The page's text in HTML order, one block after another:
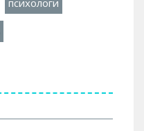
психологи